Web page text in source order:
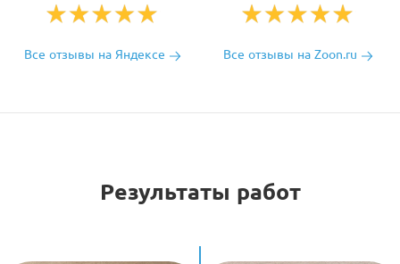
Все отзывы на Яндексе Все отзывы на Zoon.ru
Результаты работ